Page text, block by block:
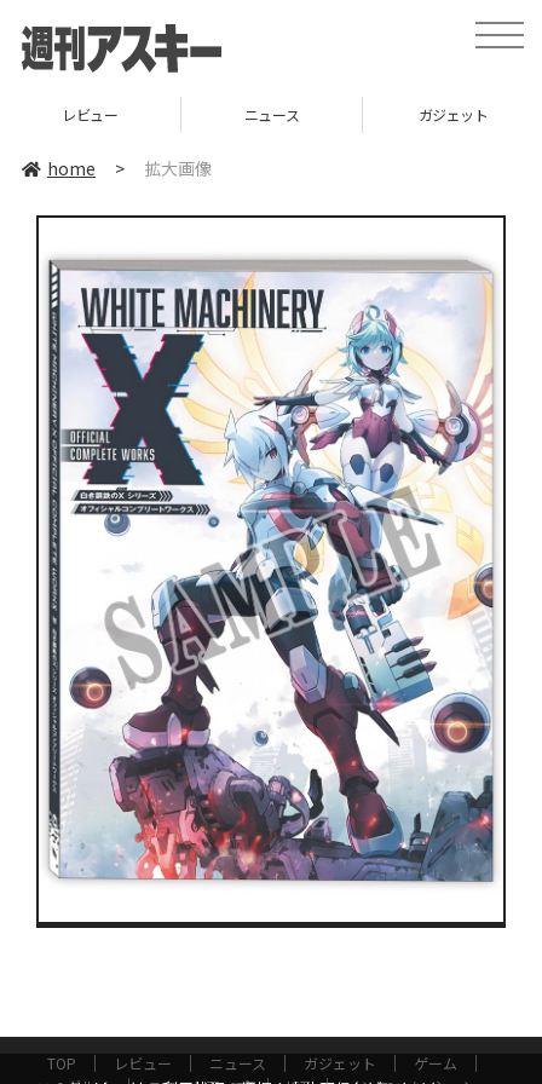
toggle
レビュー ニュース ガジェット
home > 拡大画像
TOP レビュー ニュース ガジェット
ゲーム